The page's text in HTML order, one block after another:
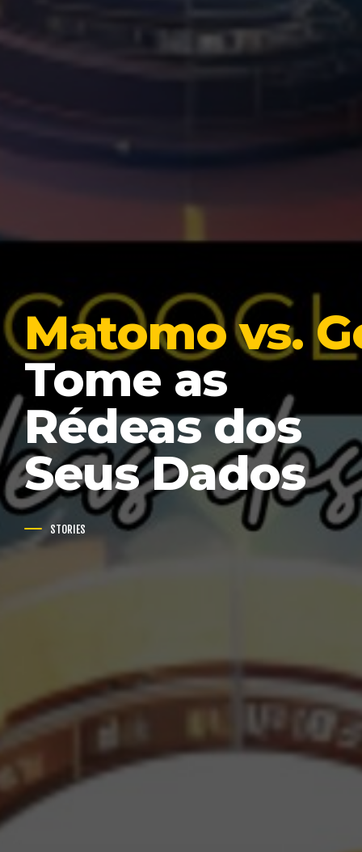
Matomo vs.
Tome as
Rédeas dos
Seus Dados
STORIES